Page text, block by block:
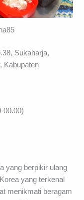
Sukaharja,
Kabupaten
00.00)
yang berpikir ulang
yang terkenal
menikmati beragam